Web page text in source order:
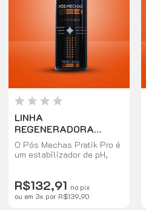
LINHA
REGENERADORA
PROFISSIONAL - PÓS
MECHAS 750ML
O Pós Mechas Pratik Pro é
um estabilizador de pH,
como descoloração,
mechas, relaxamento e
alisantes. Que ao passar
R$132,91 no pix
ou em 3x por R$139,90